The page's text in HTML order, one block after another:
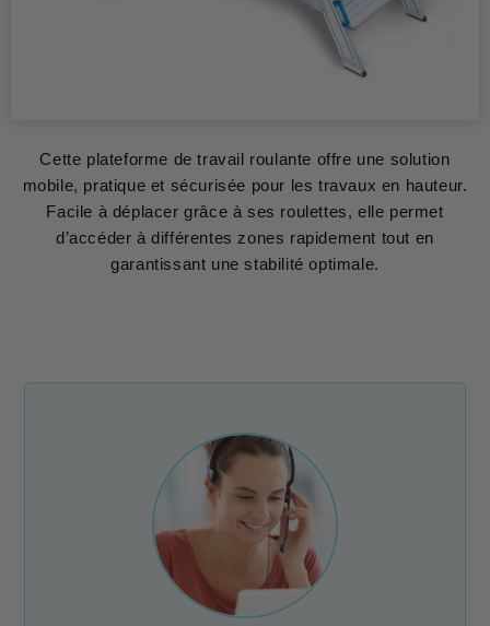
Cette plateforme de travail roulante offre une solution
mobile, pratique et sécurisée pour les travaux en hauteur.
Facile à déplacer grâce à ses roulettes, elle permet
d’accéder à différentes zones rapidement tout en
garantissant une stabilité optimale.